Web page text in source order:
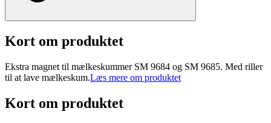
Kort om produktet
Ekstra magnet til mælkeskummer SM 9684 og SM 9685. Med riller
til at lave mælkeskum.Læs mere om produktet
Kort om produktet